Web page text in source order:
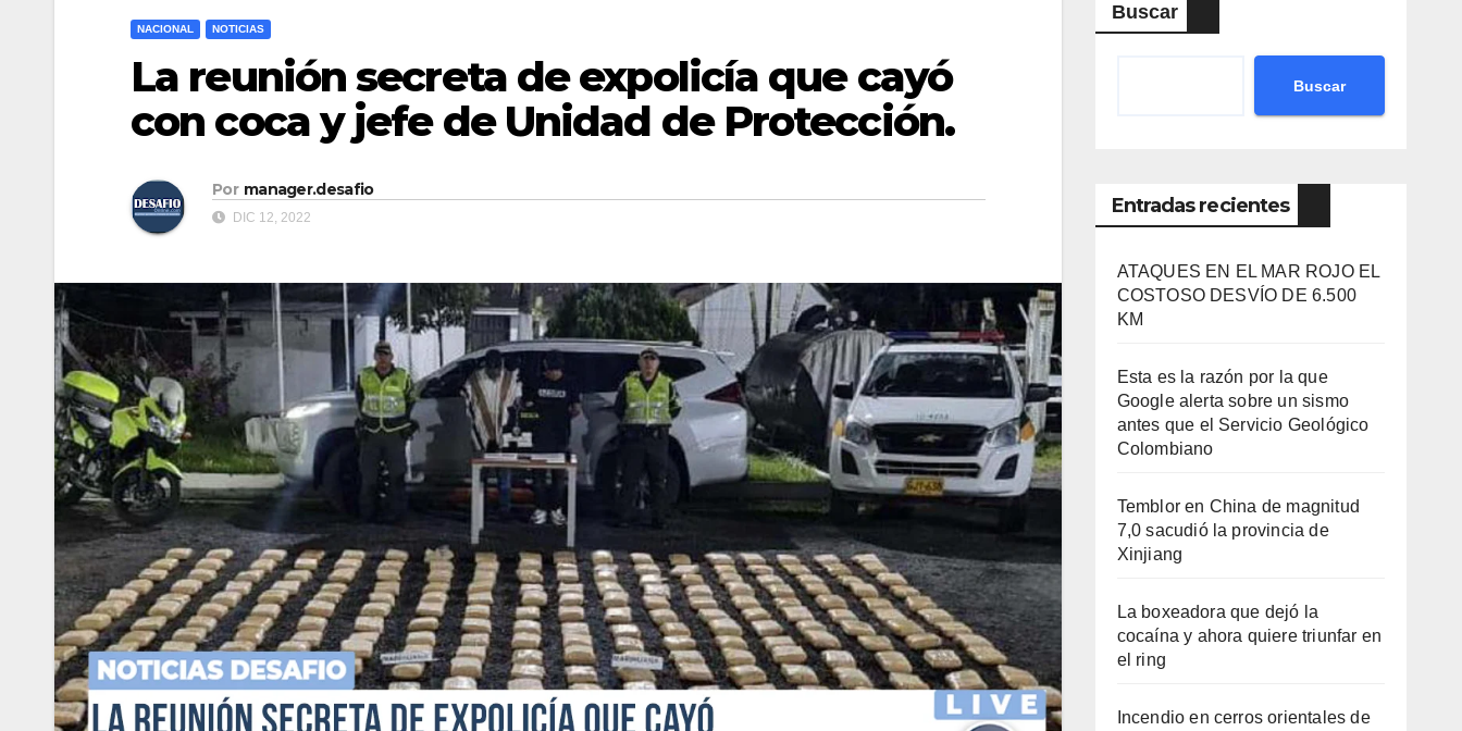
NACIONAL NOTICIAS
La reunión secreta de expolicía que cayó
con coca y jefe de Unidad de Protección.
Por manager.desafio
DIC 12, 2022
Buscar
Buscar
Entradas recientes
ATAQUES EN EL MAR ROJO EL
COSTOSO DESVÍO DE 6.500
KM
Esta es la razón por la que
Google alerta sobre un sismo
antes que el Servicio Geológico
Colombiano
Temblor en China de magnitud
7,0 sacudió la provincia de
Xinjiang
La boxeadora que dejó la
cocaína y ahora quiere triunfar en
el ring​
Incendio en cerros orientales de